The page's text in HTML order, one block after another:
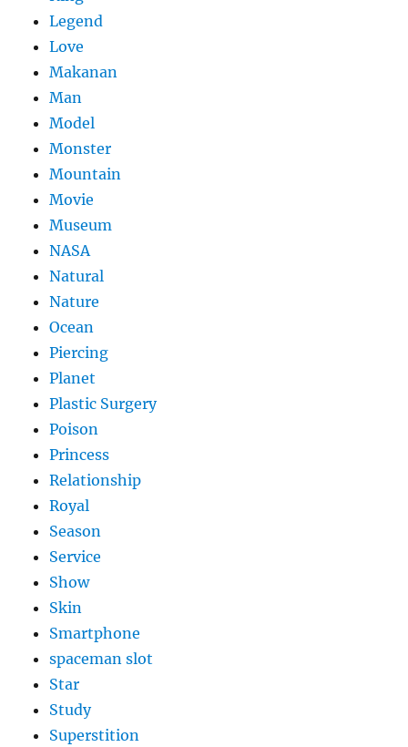
Legend
Love
Makanan
Man
Model
Monster
Mountain
Movie
Museum
NASA
Natural
Nature
Ocean
Piercing
Planet
Plastic Surgery
Poison
Princess
Relationship
Royal
Season
Service
Show
Skin
Smartphone
spaceman slot
Star
Study
Superstition